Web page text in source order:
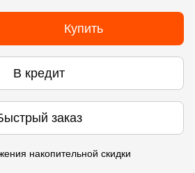
Купить
В кредит
заказ
накопительной скидки